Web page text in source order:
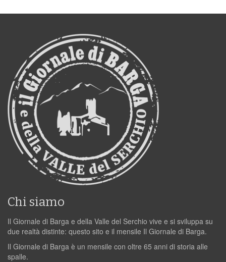
Chi siamo
Il Giornale di Barga e della Valle del Serchio vive e si sviluppa su
due realtà distinte: questo sito e il mensile Il Giornale di Barga.
Il Giornale di Barga è un mensile con oltre 65 anni di storia alle
spalle.